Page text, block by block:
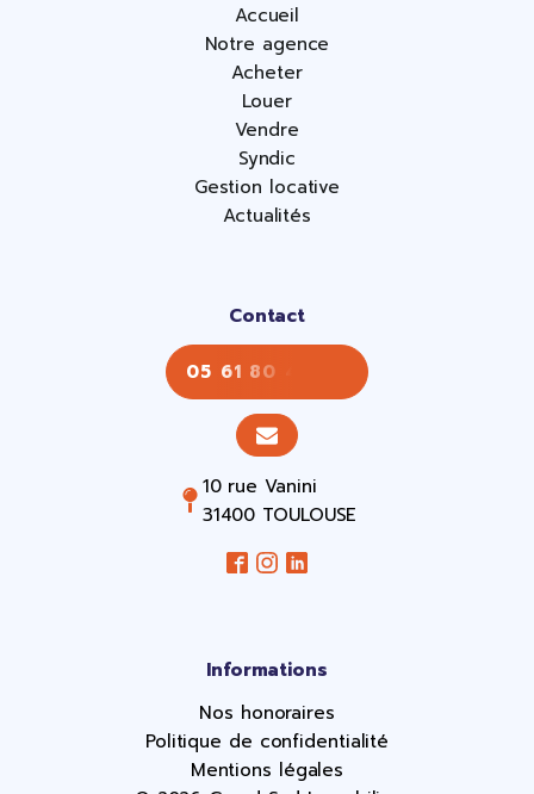
Accueil
Notre agence
Acheter
Louer
Vendre
Syndic
Gestion locative
Actualités
Contact
05 61 80 43 43
10 rue Vanini
31400 TOULOUSE
Informations
Nos honoraires
Politique de confidentialité
Mentions légales